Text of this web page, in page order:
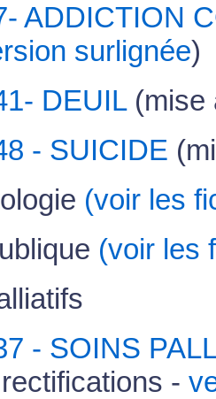
ADDICTION
surlignée)
DEUIL(mise
- SUICIDE
(voir les
(voir les
- SOINS
-